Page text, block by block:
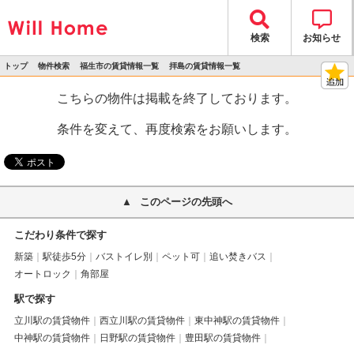
検索 お知らせ
トップ 物件検索 福生市の賃貸情報一覧 拝島の賃貸情報一覧
こちらの物件は掲載を終了しております。
条件を変えて、再度検索をお願いします。
このページの先頭へ
こだわり条件で探す
新築 駅徒歩5分 バストイレ別 ペット可
追い焚きバス
オートロック
角部屋
駅で探す
立川駅の賃貸物件 西立川駅の賃貸物件
東中神駅の賃貸物件
中神駅の賃貸物件
日野駅の賃貸物件
豊田駅の賃貸物件